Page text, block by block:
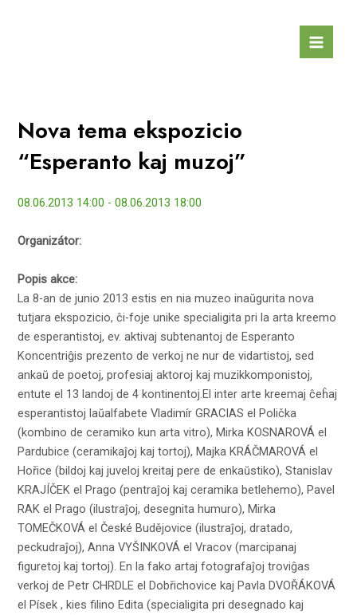
Main
Nova tema ekspozicio
“Esperanto kaj muzoj”
08.06.2013 14:00 - 08.06.2013 18:00
Organizátor:
Popis akce:
La 8-an de junio 2013 estis en nia muzeo inaŭgurita nova
tutjara ekspozicio, ĉi-foje unike specialigita pri la arta kreemo
de esperantistoj, ev. aktivaj subtenantoj de Esperanto
Koncentriĝis prezento de verkoj ne nur de vidartistoj, sed
ankaŭ de poetoj, profesiaj aktoroj kaj muzikkomponistoj,
entute el 13 landoj de 4 kontinentoj.El inter arte kreemaj ĉeĥaj
esperantistoj laŭalfabete Vladimír GRACIAS el Polička
(kombino de ceramiko kun arta vitro), Mirka KOSNAROVÁ el
Pardubice (ceramikaĵoj kaj tortoj), Majka KRÁČMAROVÁ el
Hořice (bildoj kaj juveloj kreitaj pere de enkaŭstiko), Stanislav
KRAJÍČEK el Prago (pentraĵoj kaj ceramika betlehemo), Pavel
RAK el Prago (ilustraĵoj, desegnita humuro), Mirka
TOMEČKOVÁ el České Budějovice (ilustraĵoj, dratado,
peckudraĵoj), Anna VYŠINKOVÁ el Vracov (marcipanaj
figuretoj kaj tortoj). En la fako artaj fotografaĵoj troviĝas
verkoj de Petr CHRDLE el Dobřichovice kaj Pavla DVOŘÁKOVÁ
el Písek , kies filino Edita (specialigita pri desegnado kaj